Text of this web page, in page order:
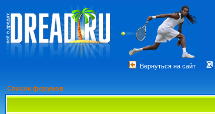
Вернуться на сайт
Список форумов